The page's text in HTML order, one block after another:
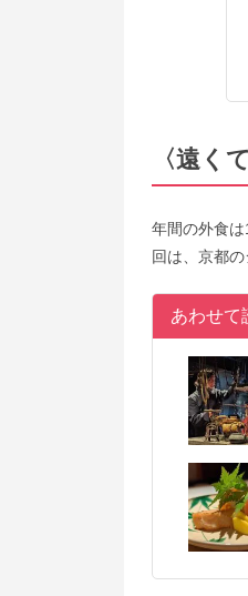
〈遠く
年間の外食
回は、京都
あわせて